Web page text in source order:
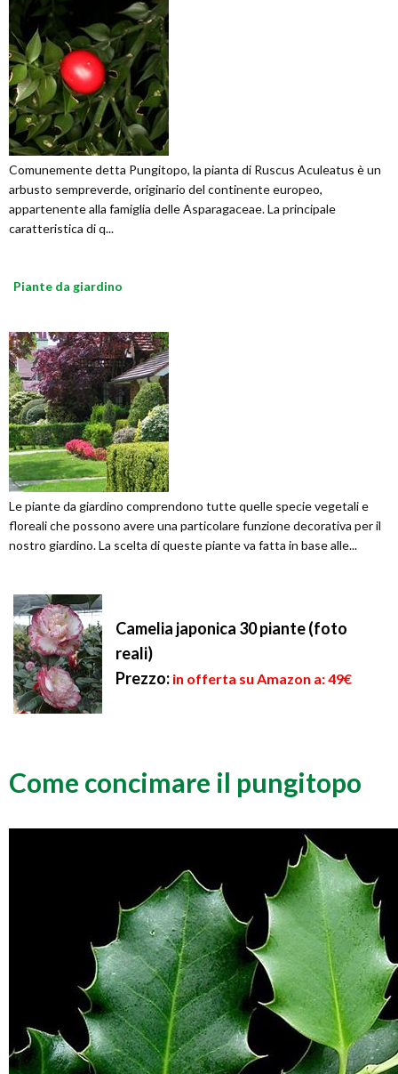
Comunemente detta Pungitopo, la pianta di Ruscus Aculeatus è un
arbusto sempreverde, originario del continente europeo,
appartenente alla famiglia delle Asparagaceae. La principale
caratteristica di q...
Piante da giardino
Le piante da giardino comprendono tutte quelle specie vegetali e
floreali che possono avere una particolare funzione decorativa per il
nostro giardino. La scelta di queste piante va fatta in base alle...
Camelia japonica 30 piante (foto
reali)
Prezzo: in offerta su Amazon a: 49€
Come concimare il pungitopo